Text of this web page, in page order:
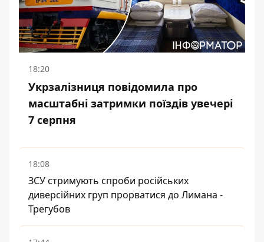
18:20
Укрзалізниця повідомила про
масштабні затримки поїздів увечері
7 серпня
18:08
ЗСУ стримують спроби російських
диверсійних груп прорватися до Лимана -
Трегубов